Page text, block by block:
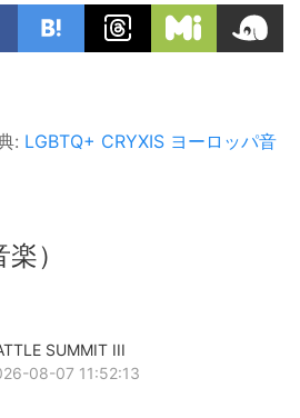
: LGBTQ+ CRYXIS ヨーロッパ音
）
SUMMIT III
08-07 11:52:13